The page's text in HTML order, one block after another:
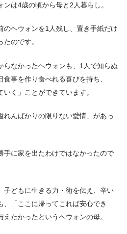
は4歳の頃から母と2人暮らし。
のヘウォンを1人残し、置き手紙だけ
のです。
らなかったヘウォンも、1人で知らぬ
事を作り食べれる喜びを持ち、
いく」ことができています。
れんばかりの限りない愛情」があっ
手に家を出たわけではなかったので
子どもに生きる力・術を伝え、辛い
、「ここに帰ってこれば安心でき
たかったというヘウォンの母。